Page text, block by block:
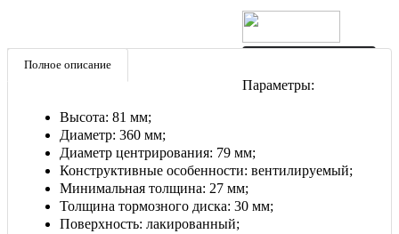
Полное описание
Параметры:
Высота: 81 мм;
Диаметр: 360 мм;
Диаметр центрирования: 79 мм;
Конструктивные особенности: вентилируемый;
Минимальная толщина: 27 мм;
Толщина тормозного диска: 30 мм;
Поверхность: лакированный;
E-mail: Lrparts@mail.ru
© 2010-2025 Техцентр «LegendParts».
Оригинальные запчасти Jaguar &
Land Rover с доставкойпо Москве и России.
Режим работы: